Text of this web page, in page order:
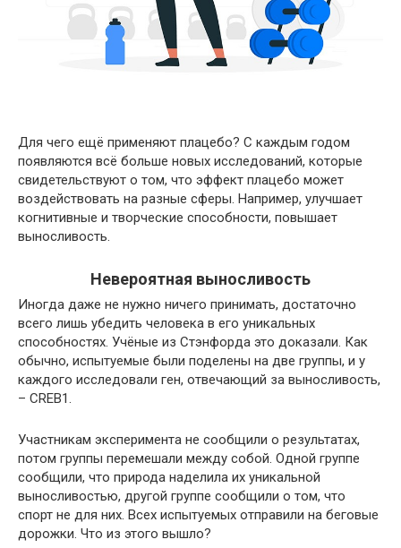
Для чего ещё применяют плацебо? С каждым годом
появляются всё больше новых исследований, которые
свидетельствуют о том, что эффект плацебо может
воздействовать на разные сферы. Например, улучшает
когнитивные и творческие способности, повышает
выносливость.
Невероятная выносливость
Иногда даже не нужно ничего принимать, достаточно
всего лишь убедить человека в его уникальных
способностях. Учёные из Стэнфорда это доказали. Как
обычно, испытуемые были поделены на две группы, и у
каждого исследовали ген, отвечающий за выносливость,
– CREB1.
Участникам эксперимента не сообщили о результатах,
потом группы перемешали между собой. Одной группе
сообщили, что природа наделила их уникальной
выносливостью, другой группе сообщили о том, что
спорт не для них. Всех испытуемых отправили на беговые
дорожки. Что из этого вышло?